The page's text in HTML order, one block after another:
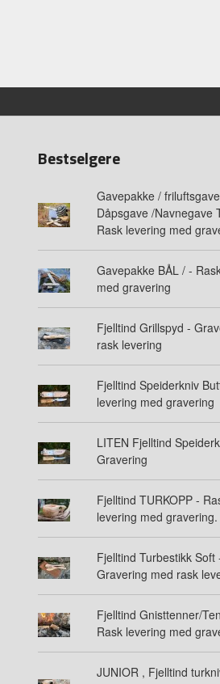
Bestselgere
Gavepakke /
Dåpsgave /Navnegave
Rask levering med
Gavepakke BÅL / -
med gravering
Fjelltind Grillspyd -
rask levering
Fjelltind Speiderkniv
levering med gravering
LITEN Fjelltind
Gravering
Fjelltind TURKOPP -
levering med gravering.
Fjelltind Turbestikk Soft
Gravering med rask
Fjelltind Gnisttenner/
Rask levering med
JUNIOR , Fjelltind